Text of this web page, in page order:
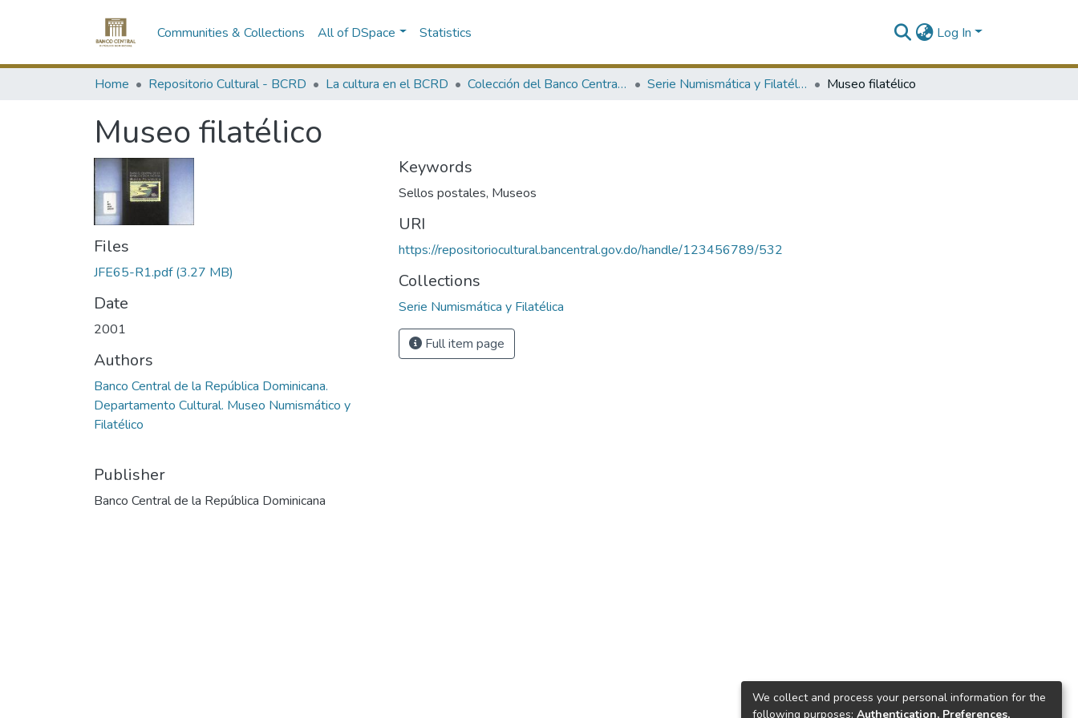
Communities & Collections All of DSpace Statistics Log In
Home Repositorio Cultural - BCRD La cultura en el BCRD Colección del Banco Central de la República Dominicana Serie Numismática y Filatélica Museo filatélico
Museo filatélico
Files
JFE65-R1.pdf(3.27 MB)
Date
2001
Authors
Banco Central de la República Dominicana.
Departamento Cultural. Museo Numismático y
Filatélico
Publisher
Banco Central de la República Dominicana
Keywords
Sellos postales, Museos
URI
https://repositoriocultural.bancentral.gov.do/handle/123456789/532
Collections
Serie Numismática y Filatélica
Full item page
We collect and process your personal information for the
following purposes: Authentication, Preferences,